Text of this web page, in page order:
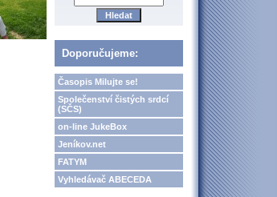
Doporučujeme:
Časopis Milujte se!
Společenství čistých srdcí
(SČS)
on-line JukeBox
Jeníkov.net
FATYM
Vyhledávač ABECEDA